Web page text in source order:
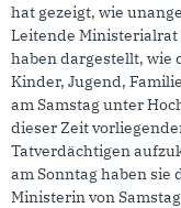
hat gezeigt, wie
Leitende
haben dargestellt, wie
Kinder, Jugend,
am Samstag unter
dieser Zeit
Tatverdächtigen
am Sonntag haben sie
Ministerin von